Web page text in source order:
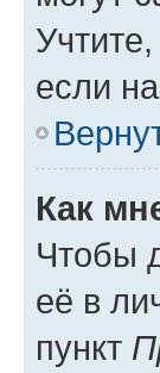
если
Как
Чтобы
её в
пункт